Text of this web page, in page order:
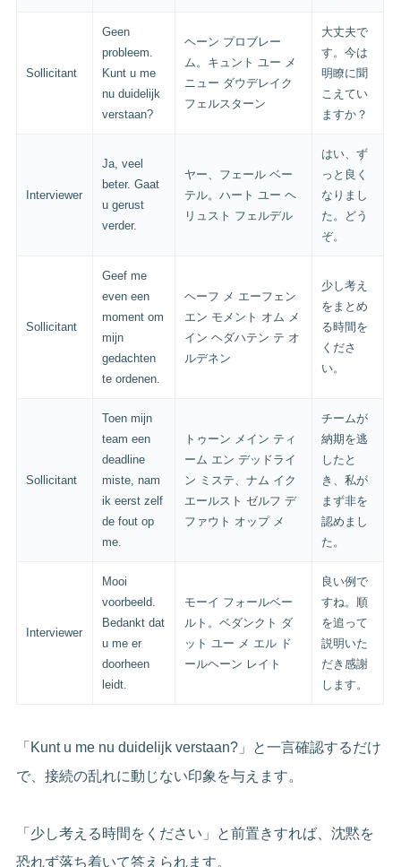
Sollicitant
Geen
probleem.
Kunt u me
nu duidelijk
verstaan?
ヘーン プロブレー
ム。キュント ユー メ
ニュー ダウデレイク
フェルスターン
大丈夫で
す。今は
明瞭に聞
こえてい
ますか？
Interviewer
Ja, veel
beter. Gaat
u gerust
verder.
ヤー、フェール ベー
テル。ハート ユー ヘ
リュスト フェルデル
はい、ず
っと良く
なりまし
た。どう
ぞ。
Sollicitant
Geef me
even een
moment om
mijn
gedachten
te ordenen.
ヘーフ メ エーフェン
エン モメント オム メ
イン ヘダハテン テ オ
ルデネン
少し考え
をまとめ
る時間を
くださ
い。
Sollicitant
Toen mijn
team een
deadline
miste, nam
ik eerst zelf
de fout op
me.
トゥーン メイン ティ
ーム エン デッドライ
ン ミステ、ナム イク
エールスト ゼルフ デ
ファウト オップ メ
チームが
納期を逃
したと
き、私が
まず非を
認めまし
た。
Interviewer
Mooi
voorbeeld.
Bedankt dat
u me er
doorheen
leidt.
モーイ フォールベー
ルト。ベダンクト ダ
ット ユー メ エル ド
ールヘーン レイト
良い例で
すね。順
を追って
説明いた
だき感謝
します。
「Kunt u me nu duidelijk verstaan?」と一言確認するだけ
で、接続の乱れに動じない印象を与えます。
「少し考える時間をください」と前置きすれば、沈黙を
恐れず落ち着いて答えられます。